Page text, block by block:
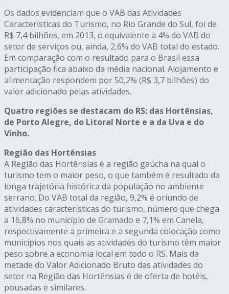
Os dados evidenciam que o VAB das Atividades
Características do Turismo, no Rio Grande do Sul, foi de
R$ 7,4 bilhões, em 2013, o equivalente a 4% do VAB do
setor de serviços ou, ainda, 2,6% do VAB total do estado.
Em comparação com o resultado para o Brasil essa
participação fica abaixo da média nacional. Alojamento e
alimentação respondem por 50,2% (R$ 3,7 bilhões) do
valor adicionado pelas atividades.
Quatro regiões se destacam do RS: das Hortênsias,
de Porto Alegre, do Litoral Norte e a da Uva e do
Vinho.
Região das Hortênsias
A Região das Hortênsias é a região gaúcha na qual o
turismo tem o maior peso, o que também é resultado da
longa trajetória histórica da população no ambiente
serrano. Do VAB total da região, 9,2% é oriundo de
atividades características do turismo, número que chega
a 16,8% no município de Gramado e 7,1% em Canela,
respectivamente a primeira e a segunda colocação como
municípios nos quais as atividades do turismo têm maior
peso sobre a economia local em todo o RS. Mais da
metade do Valor Adicionado Bruto das atividades do
setor na Região das Hortênsias é de oferta de hotéis,
pousadas e similares.